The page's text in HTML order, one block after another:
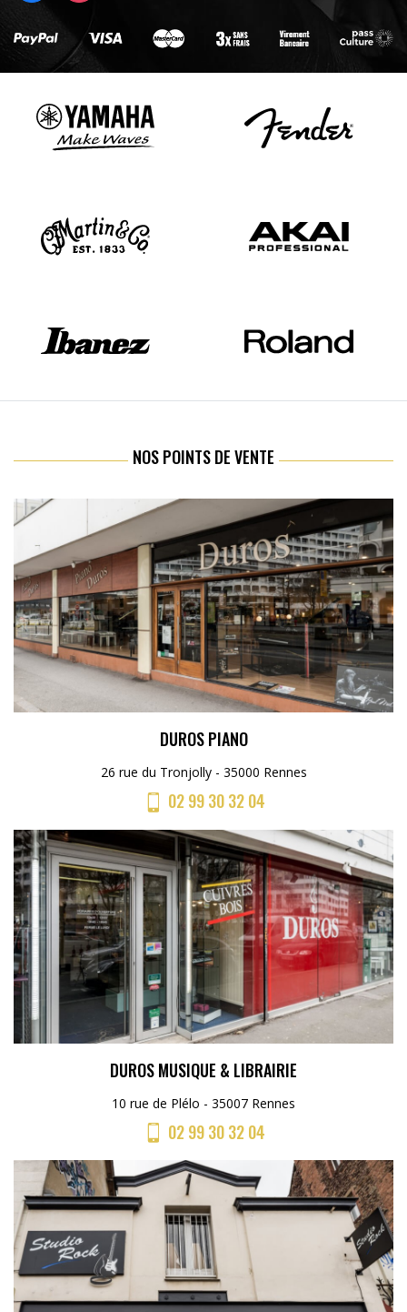
NOS POINTS DE VENTE
DUROS PIANO
26 rue du Tronjolly - 35000 Rennes
02 99 30 32 04
DUROS MUSIQUE & LIBRAIRIE
10 rue de Plélo - 35007 Rennes
02 99 30 32 04